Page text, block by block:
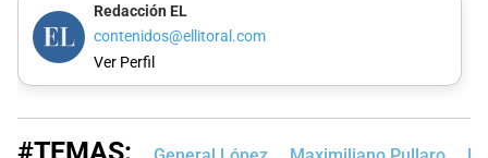
Redacción EL
contenidos@ellitoral.com
Ver Perfil